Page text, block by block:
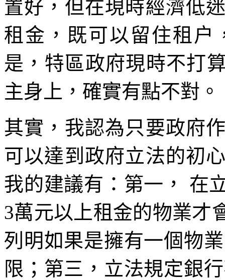
置好，但在現時經濟低
租金，既可以留住租户
是，特區政府現時不打
主身上，確實有點不對。
其實，我認為只要政府
可以達到政府立法的初
我的建議有：第一， 在
3萬元以上租金的物業才
列明如果是擁有一個物
限；第三，立法規定銀